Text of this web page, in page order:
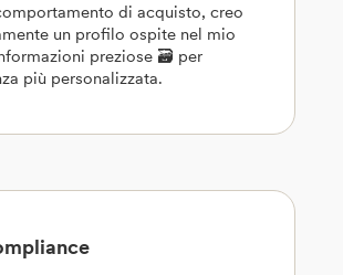
di acquisto, creo
un profilo ospite nel mio
preziose 🗃️ per
più personalizzata.